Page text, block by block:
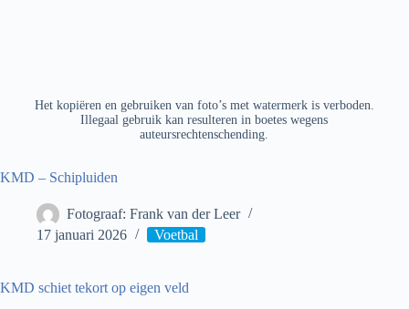
Het kopiëren en gebruiken van foto’s met watermerk is verboden.
Illegaal gebruik kan resulteren in boetes wegens
auteursrechtenschending.
KMD – Schipluiden
Fotograaf: Frank van der Leer
17 januari 2026
Voetbal
KMD schiet tekort op eigen veld